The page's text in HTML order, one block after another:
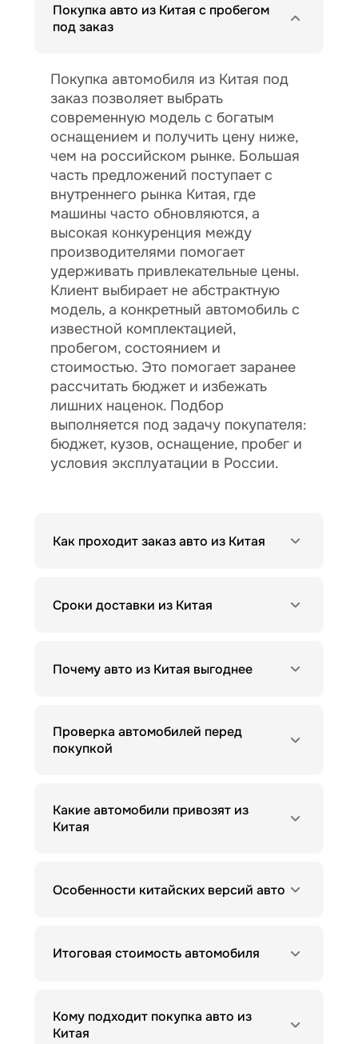
Покупка авто из Китая с пробегом
под заказ
Покупка автомобиля из Китая под
заказ позволяет выбрать
современную модель с богатым
оснащением и получить цену ниже,
чем на российском рынке. Большая
часть предложений поступает с
внутреннего рынка Китая, где
машины часто обновляются, а
высокая конкуренция между
производителями помогает
удерживать привлекательные цены.
Клиент выбирает не абстрактную
модель, а конкретный автомобиль с
известной комплектацией,
пробегом, состоянием и
стоимостью. Это помогает заранее
рассчитать бюджет и избежать
лишних наценок. Подбор
выполняется под задачу покупателя:
бюджет, кузов, оснащение, пробег и
условия эксплуатации в России.
Как проходит заказ авто из Китая
Сроки доставки из Китая
Почему авто из Китая выгоднее
Проверка автомобилей перед
покупкой
Какие автомобили привозят из
Китая
Особенности китайских версий авто
Итоговая стоимость автомобиля
Кому подходит покупка авто из
Китая